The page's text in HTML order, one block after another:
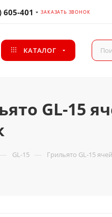
605-401 ЗАКАЗАТЬ ЗВОНОК
КАТАЛОГ
GL-15
— GL-15 — Грильято GL-15